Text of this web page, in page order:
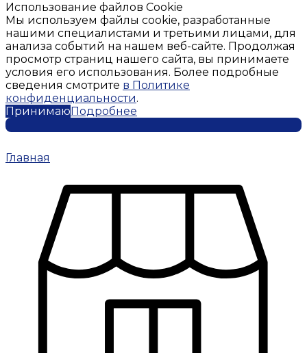
Использование файлов Cookie
Мы используем файлы cookie, разработанные
нашими специалистами и третьими лицами, для
анализа событий на нашем веб-сайте. Продолжая
просмотр страниц нашего сайта, вы принимаете
условия его использования. Более подробные
сведения смотрите в Политике
конфиденциальности.
ПринимаюПодробнее
Главная